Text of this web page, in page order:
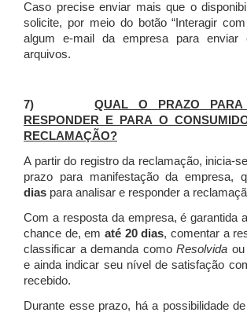
Caso precise enviar mais que o
solicite, por meio do botão “Interagir
algum e-mail da empresa para enviar
arquivos.
7)QUAL O PRAZO PARA
RESPONDER E PARA O
RECLAMAÇÃO?
A partir do registro da reclamação, inicia-
prazo para manifestação da empresa,
dias para analisar e responder a
Com a resposta da empresa, é garantida
chance de, em até 20 dias, comentar a
classificar a demanda comoResolvida
e ainda indicar seu nível de satisfação
recebido.
Durante esse prazo, há a possibilidade